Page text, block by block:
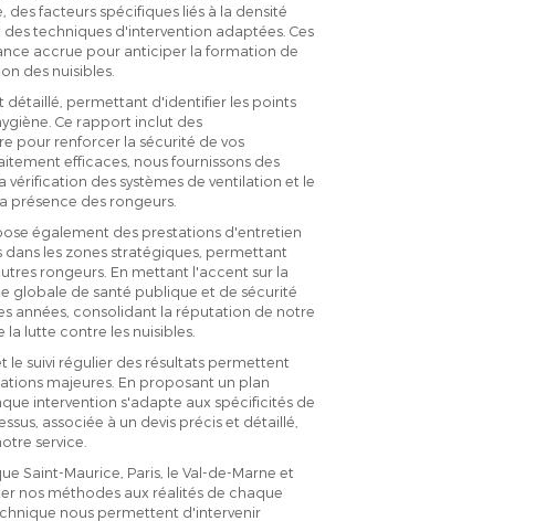
des facteurs spécifiques liés à la densité
techniques d'intervention adaptées. Ces
accrue pour anticiper la formation de
des nuisibles.
permettant d'identifier les points
Ce rapport inclut des
pour renforcer la sécurité de vos
efficaces, nous fournissons des
des systèmes de ventilation et le
présence des rongeurs.
également des prestations d'entretien
les zones stratégiques, permettant
rongeurs. En mettant l'accent sur la
globale de santé publique et de sécurité
années, consolidant la réputation de notre
lutte contre les nuisibles.
le suivi régulier des résultats permettent
majeures. En proposant un plan
intervention s'adapte aux spécificités de
associée à un devis précis et détaillé,
service.
Saint-Maurice, Paris, le Val-de-Marne et
nos méthodes aux réalités de chaque
nous permettent d'intervenir